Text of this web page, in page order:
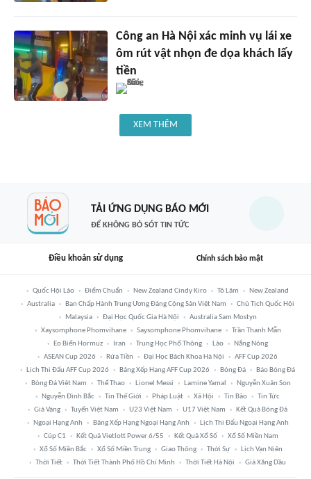
Công an Hà Nội xác minh vụ lái xe
ôm rút vật nhọn đe dọa khách lấy
tiền
XEM THÊM
TẢI ỨNG DỤNG BÁO MỚI
ĐỂ KHÔNG BỎ SÓT TIN TỨC
Điều khoản sử dụng Chính sách bảo mật
Quốc Hội Lào Điểm Chuẩn New Zealand Cindy Kiro Tô Lâm
New Zealand
Australia
Ban Chấp Hành Trung Ương Đảng Cộng Sản Việt Nam
Chủ Tịch Quốc Hội
Malaysia
Đại Học Quốc Gia Hà Nội
Australia Sam Mostyn
Xaysomphone Phomvihane
Saysomphone Phomvihane
Trần Thanh Mẫn
Eo Biển Hormuz
Iran Trung Học Phổ Thông Lào
Nắng Nóng
ASEAN Cup 2026
Rửa Tiền Đại Học Bách Khoa Hà Nội
AFF Cup 2026
Lịch Thi Đấu AFF Cup 2026
Bảng Xếp Hạng AFF Cup 2026 Bóng Đá
Báo Bóng Đá
Bóng Đá Việt Nam
Thể Thao Lionel Messi Lamine Yamal
Nguyễn Xuân Son
Nguyễn Đình Bắc
Tin Thế Giới Pháp Luật Xã Hội Tin Bão
Tin Tức
Giá Vàng
Tuyển Việt Nam U23 Việt Nam U17 Việt Nam
Kết Quả Bóng Đá
Ngoại Hạng Anh
Bảng Xếp Hạng Ngoại Hạng Anh
Lịch Thi Đấu Ngoại Hạng Anh
Cúp C1
Kết Quả Vietlott Power 6/55 Kết Quả Xổ Số
Xổ Số Miền Nam
Xổ Số Miền Bắc
Xổ Số Miền Trung Giao Thông Thời Sự
Lịch Vạn Niên
Thời Tiết
Thời Tiết Thành Phố Hồ Chí Minh Thời Tiết Hà Nội Giá Xăng Dầu